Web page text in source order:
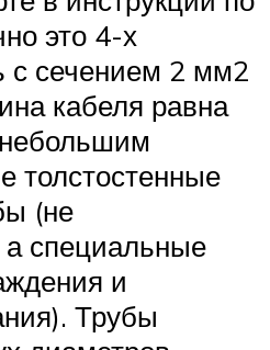
это 4-х
с сечением 2 мм2
кабеля равна
толстостенные
(не
специальные
и
Трубы